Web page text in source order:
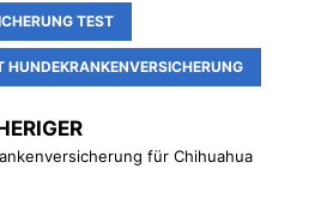
TEST
HUNDEKRANKENVERSICHERUNG
für Chihuahua